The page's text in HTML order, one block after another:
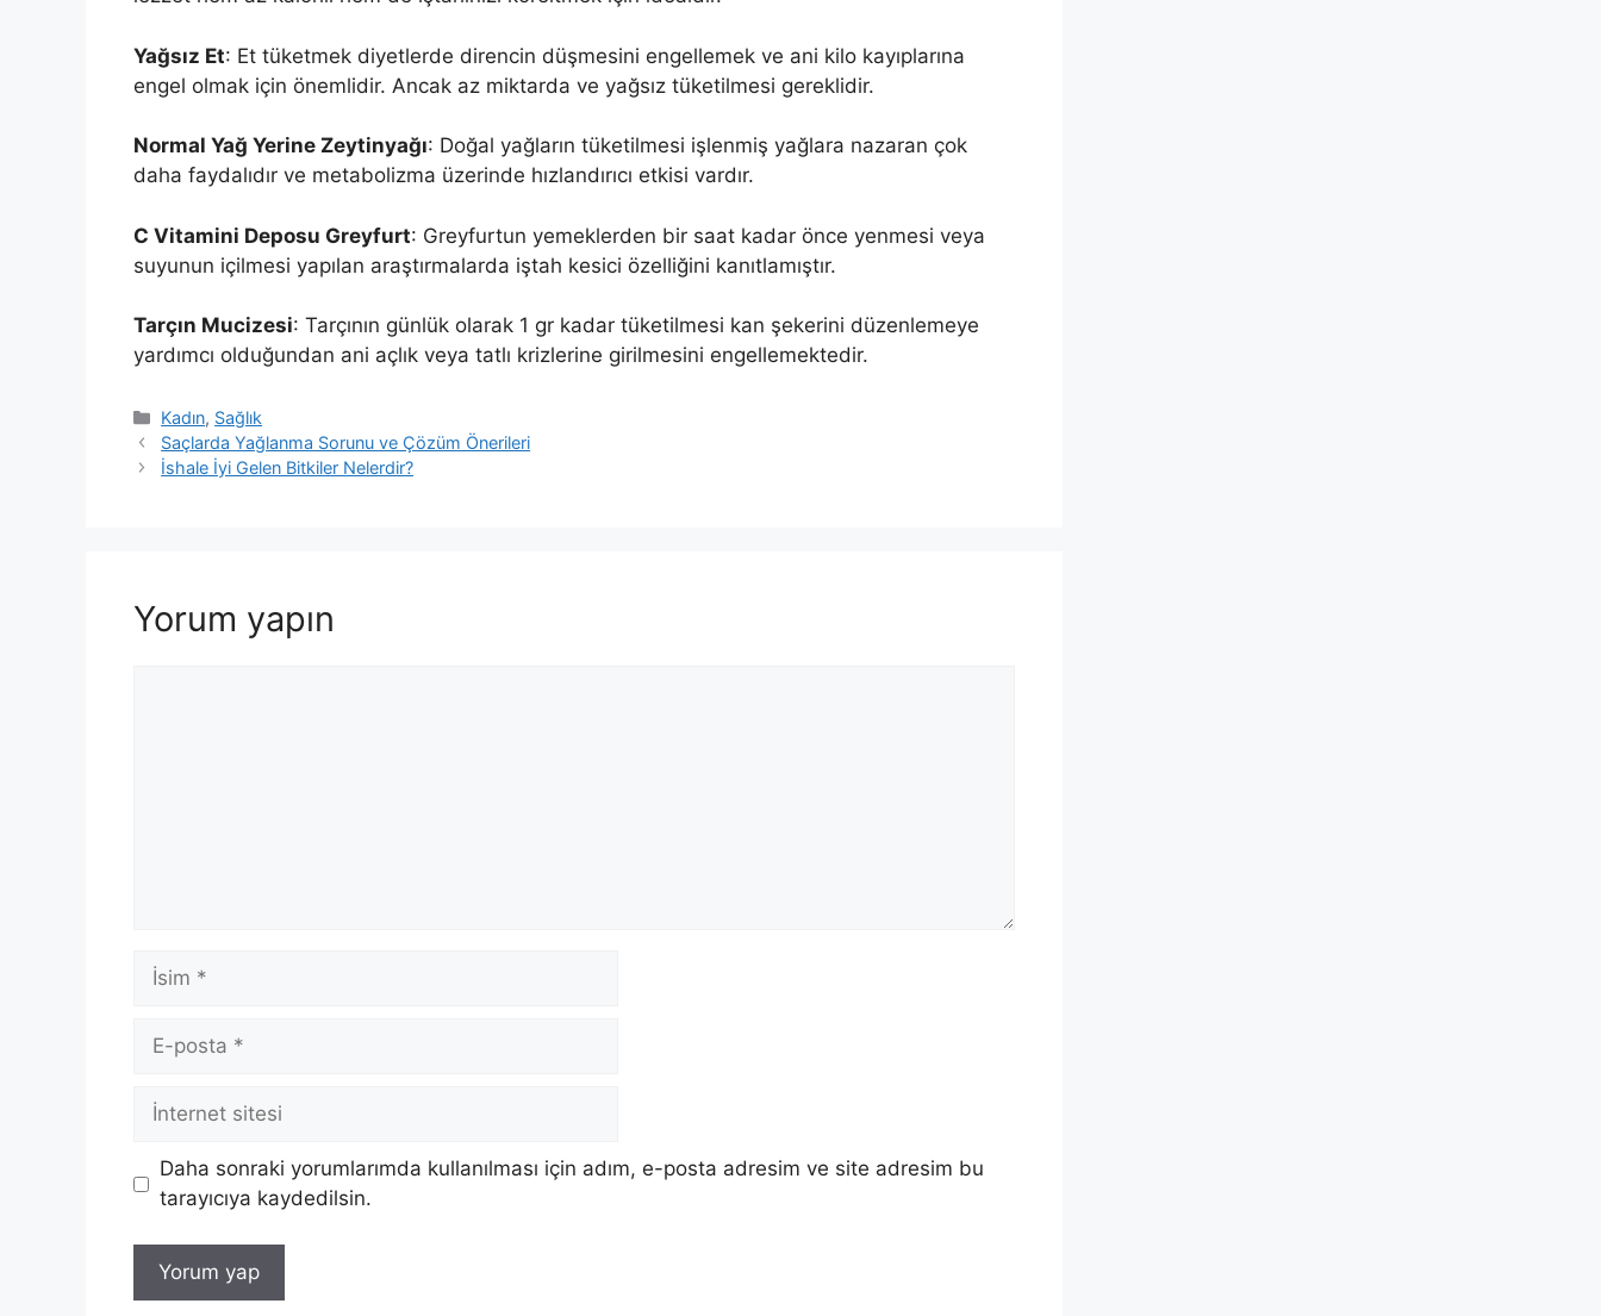
Yağsız Et: Et tüketmek diyetlerde direncin düşmesini engellemek ve ani kilo kayıplarına
engel olmak için önemlidir. Ancak az miktarda ve yağsız tüketilmesi gereklidir.
Normal Yağ Yerine Zeytinyağı: Doğal yağların tüketilmesi işlenmiş yağlara nazaran çok
daha faydalıdır ve metabolizma üzerinde hızlandırıcı etkisi vardır.
C Vitamini Deposu Greyfurt: Greyfurtun yemeklerden bir saat kadar önce yenmesi veya
suyunun içilmesi yapılan araştırmalarda iştah kesici özelliğini kanıtlamıştır.
Tarçın Mucizesi: Tarçının günlük olarak 1 gr kadar tüketilmesi kan şekerini düzenlemeye
yardımcı olduğundan ani açlık veya tatlı krizlerine girilmesini engellemektedir.
Kategoriler
Kadın, Sağlık
Saçlarda Yağlanma Sorunu ve Çözüm Önerileri
İshale İyi Gelen Bitkiler Nelerdir?
Yorum yapın
İsim
posta
İnternet
Daha sonraki yorumlarımda kullanılması için adım, e-posta adresim ve site adresim bu
tarayıcıya kaydedilsin.